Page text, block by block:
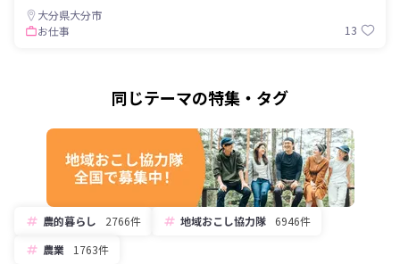
大分県大分市
お仕事
13
同じテーマの特集・タグ
農的暮らし 2766件 地域おこし協力隊
6946件
農業
1763件